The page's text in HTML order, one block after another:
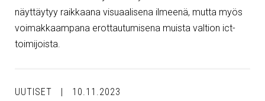
näyttäytyy raikkaana visuaalisena ilmeenä, mutta myös
voimakkaampana erottautumisena muista valtion ict-
toimijoista.
UUTISET 10.11.2023